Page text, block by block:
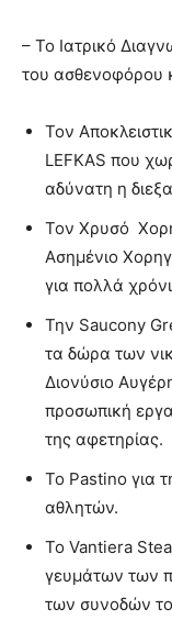
– Το Ιατρικό
του ασθενοφόρου
Τον
LEFKAS που
αδύνατη η
Τον Χρυσό
Ασημένιο
για πολλά
Την Saucony
τα δώρα των
Διονύσιο
προσωπική
της αφετηρίας.
Το Pastino για
αθλητών.
Το Vantiera
γευμάτων των
των συνοδών